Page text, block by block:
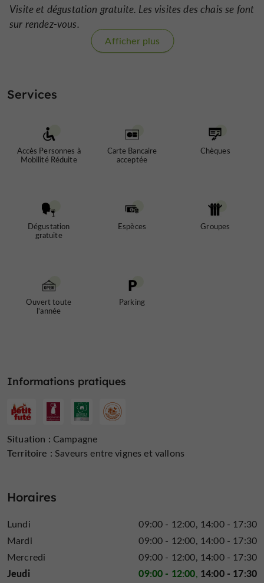
Visite et dégustation gratuite. Les visites des chais se font
sur rendez-vous.
medailles-et-recompenses-2019.pdf
Guide du Gers
...
Le Domaine de Joÿ, un domaine d’exception pour le vin
Afficher plus
Services
Accès Personnes à
Mobilité Réduite
Carte Bancaire
acceptée
Chèques
Dégustation
gratuite
Espèces Groupes
Ouvert toute
l'année
Parking
Informations pratiques
Situation : Campagne
Territoire : Saveurs entre vignes et vallons
Horaires
Lundi 09:00 - 12:00 14:00 - 17:30
Mardi
09:00 - 12:00 14:00 - 17:30
Mercredi
09:00 - 12:00 14:00 - 17:30
Jeudi 09:00 - 12:00 14:00 - 17:30